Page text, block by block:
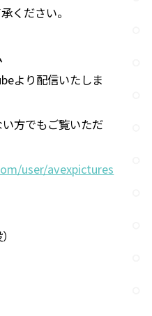
ください。
より配信いたしま
方でもご覧いただ
user/avexpictures